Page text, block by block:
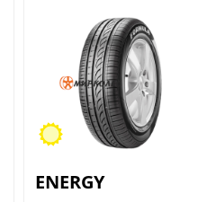
ENERGY